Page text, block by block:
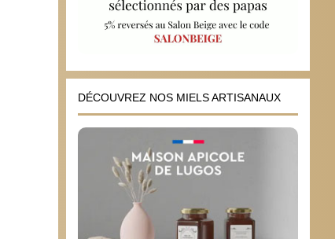
DÉCOUVREZ NOS MIELS ARTISANAUX